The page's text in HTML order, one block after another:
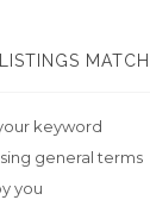
keyword
general terms
you